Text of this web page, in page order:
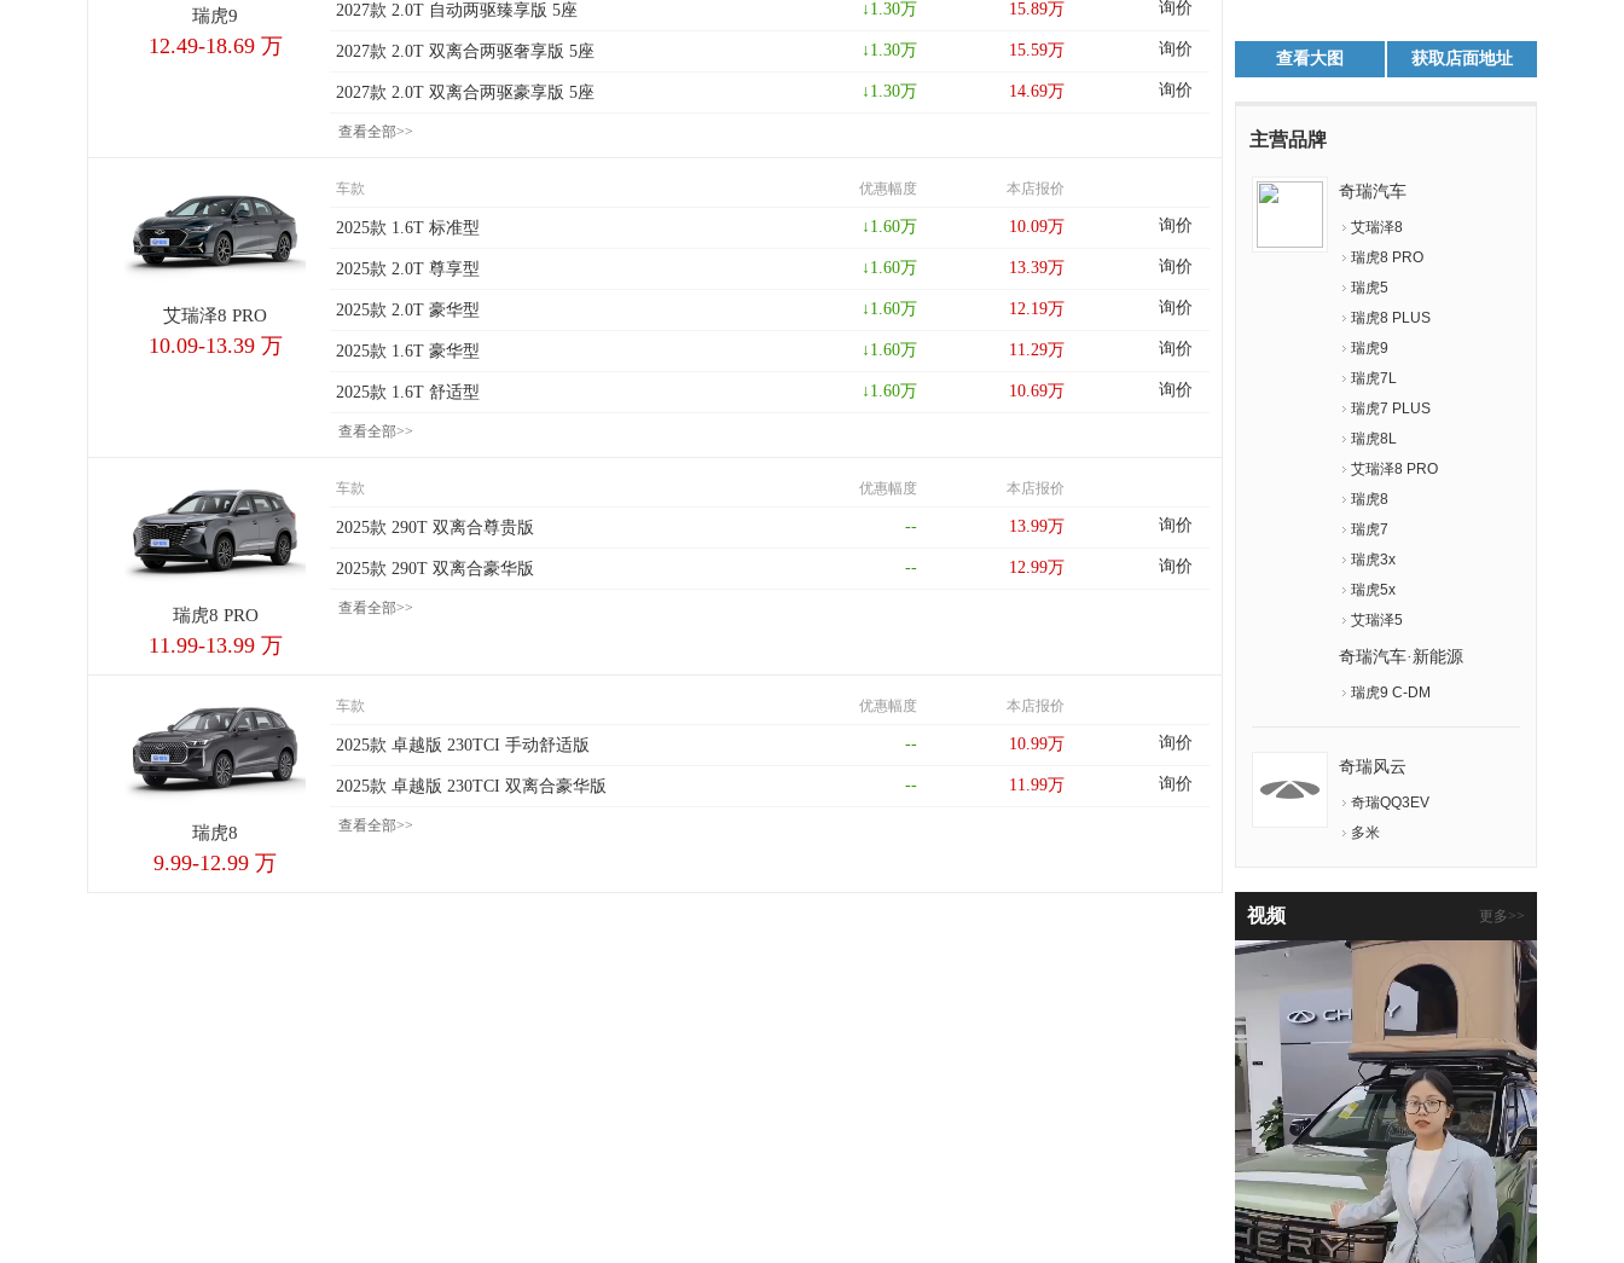
瑞虎9
12.49-18.69 万
2027款 2.0T 自动两驱臻享版 5座 ↓ 1.30万 15.89万 询价
2027款 2.0T 双离合两驱奢享版 5座 ↓ 1.30万 15.59万 询价
2027款 2.0T 双离合两驱豪享版 5座 ↓ 1.30万 14.69万 询价
查看全部>>
艾瑞泽8 PRO
10.09-13.39 万
车款 优惠幅度 本店报价
2025款 1.6T 标准型 ↓ 1.60万 10.09万 询价
2025款 2.0T 尊享型 ↓ 1.60万 13.39万 询价
2025款 2.0T 豪华型 ↓ 1.60万 12.19万 询价
2025款 1.6T 豪华型 ↓ 1.60万 11.29万 询价
2025款 1.6T 舒适型 ↓ 1.60万 10.69万 询价
查看全部>>
瑞虎8 PRO
11.99-13.99 万
车款 优惠幅度 本店报价
2025款 290T 双离合尊贵版 -- 13.99万 询价
2025款 290T 双离合豪华版 -- 12.99万 询价
查看全部>>
瑞虎8
9.99-12.99 万
车款 优惠幅度 本店报价
2025款 卓越版 230TCI 手动舒适版 -- 10.99万 询价
2025款 卓越版 230TCI 双离合豪华版 -- 11.99万 询价
查看全部>>
查看大图 获取店面地址
主营品牌
奇瑞汽车
艾瑞泽8
瑞虎8 PRO
瑞虎5
瑞虎8 PLUS
瑞虎9
瑞虎7L
瑞虎7 PLUS
瑞虎8L
艾瑞泽8 PRO
瑞虎8
瑞虎7
瑞虎3x
瑞虎5x
艾瑞泽5
奇瑞汽车·新能源
瑞虎9 C-DM
奇瑞风云
奇瑞QQ3EV
多米
视频 更多>>